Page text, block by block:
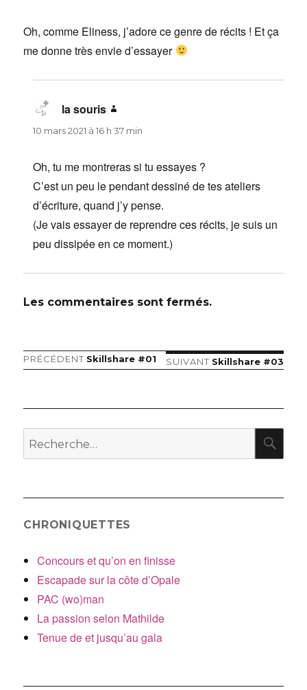
Oh, comme Eliness, j’adore ce genre de récits ! Et ça
me donne très envie d’essayer
la souris
10 mars 2021 à 16 h 37 min
Oh, tu me montreras si tu essayes ?
C’est un peu le pendant dessiné de tes ateliers
d’écriture, quand j’y pense.
(Je vais essayer de reprendre ces récits, je suis un
peu dissipée en ce moment.)
Les commentaires sont fermés.
Navigation
PRÉCÉDENT Article
précédent :
Skillshare #01 SUIVANT Article
Skillshare #03
Recherche
pour
CHRONIQUETTES
Concours et qu’on en finisse
Escapade sur la côte d’Opale
PAC (wo)man
La passion selon Mathilde
Tenue de et jusqu’au gala